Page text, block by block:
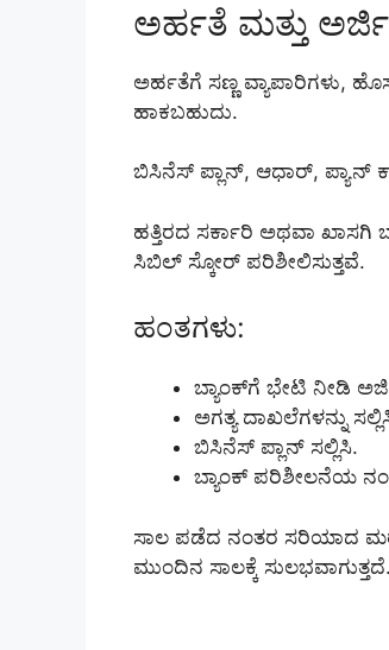
ಅರ್ಹತೆ ಮತ್ತು
ಅರ್ಹತೆಗೆ ಸಣ್ಣ ವ್ಯಾಪಾರಿಗಳು,
ಹಾಕಬಹುದು.
ಬಿಸಿನೆಸ್ ಪ್ಲಾನ್, ಆಧಾರ್, ಪ್ಯಾನ್
ಹತ್ತಿರದ ಸರ್ಕಾರಿ ಅಥವಾ ಖಾಸಗಿ
ಸಿಬಿಲ್ ಸ್ಕೋರ್ ಪರಿಶೀಲಿಸುತ್ತವೆ.
ಹಂತಗಳು:
ಬ್ಯಾಂಕ್‌ಗೆ ಭೇಟಿ ನೀಡಿ
ಅಗತ್ಯ ದಾಖಲೆಗಳನ್ನು
ಬಿಸಿನೆಸ್ ಪ್ಲಾನ್ ಸಲ್ಲಿಸಿ.
ಬ್ಯಾಂಕ್ ಪರಿಶೀಲನೆಯ
ಸಾಲ ಪಡೆದ ನಂತರ ಸರಿಯಾದ
ಮುಂದಿನ ಸಾಲಕ್ಕೆ ಸುಲಭವಾಗುತ್ತದೆ.